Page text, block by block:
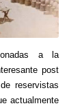
a la
post
reservistas
actualmente